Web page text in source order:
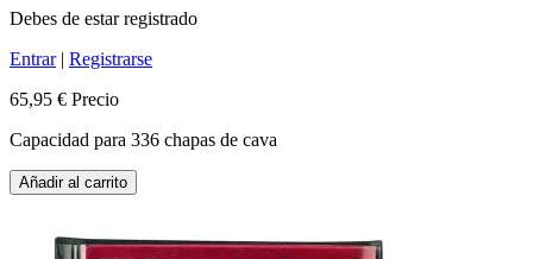
Debes de estar registrado
Entrar| Registrarse
65,95 € Precio
Capacidad para 336 chapas de cava
Añadir al carrito